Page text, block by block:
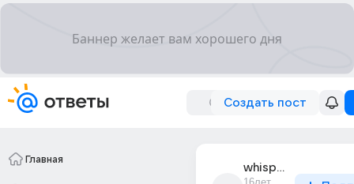
Создать пост
Главная
whispertm_ice_baby